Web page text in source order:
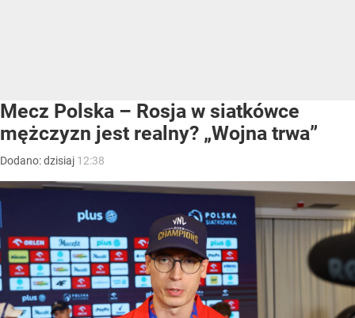
Mecz Polska – Rosja w siatkówce
mężczyzn jest realny? „Wojna trwa”
Dodano:dzisiaj 12:38